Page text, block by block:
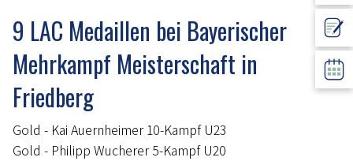
9 LAC Medaillen bei Bayerischer
Mehrkampf Meisterschaft in
Friedberg
Gold - Kai Auernheimer 10-Kampf U23
Gold - Philipp Wucherer 5-Kampf U20